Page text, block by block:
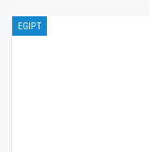
EGIPT